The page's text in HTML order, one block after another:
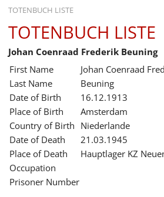
TOTENBUCH LISTE
STARTSEITE
AUSSTELLUNGEN
GESCHICHTE
BILDUNG
FORSCHUNG
SERVICE
Leichte Sprache
TOTENBUCH LISTE
Johan Coenraad Frederik Beuning
First Name
Johan Coenraad
Last Name
Beuning
Date of Birth
16.12.1913
Place of Birth
Amsterdam
Country of Birth Niederlande
Date of Death
21.03.1945
Place of Death
Hauptlager KZ
Occupation
Prisoner Number